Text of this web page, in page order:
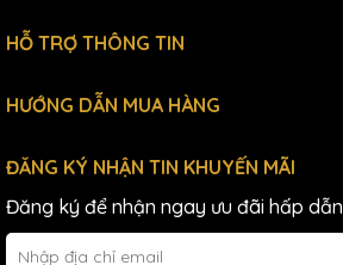
HỖ TRỢ THÔNG TIN
HƯỚNG DẪN MUA HÀNG
ĐĂNG KÝ NHẬN TIN KHUYẾN MÃI
Đăng ký để nhận ngay ưu đãi hấp dẫn